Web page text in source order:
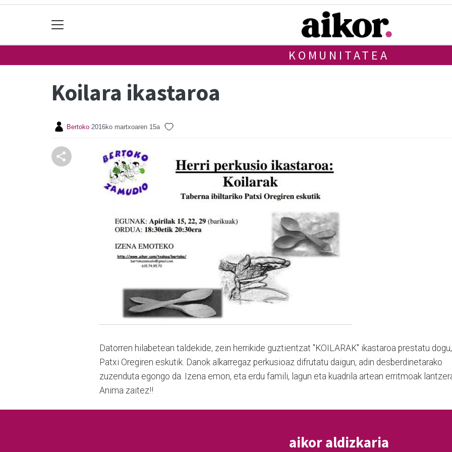
KOMUNITATEA
Koilara ikastaroa
Bertoko 2016ko martxoaren 15a
Datorren hilabetean taldekide, zein herrikide guztientzat "KOILARAK" ikastaroa prestatu dogu,
Patxi Oregiren eskutik. Danok alkarregaz perkusioaz difrutatu daigun, adin desberdinetarako
zuzenduta egongo da. Izena emon, eta erdu famili, lagun eta kuadrila artean erritmoak
Anima zaitez!!
aikor aldizkaria